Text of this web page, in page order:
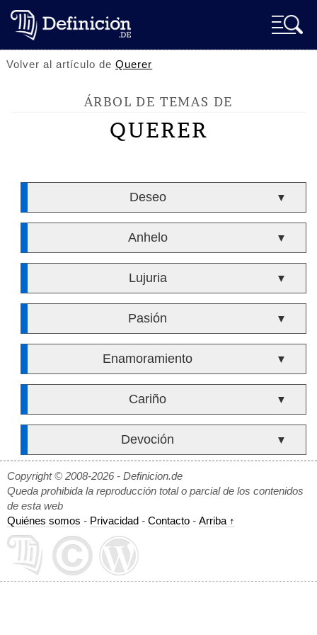
Volver al artículo deQuerer
ÁRBOL DE TEMAS DE
QUERER
Deseo ▼
Anhelo ▼
Lujuria ▼
Pasión ▼
Enamoramiento ▼
Cariño ▼
Devoción ▼
Copyright © 2008-2026 - Definicion.de
Queda prohibida la reproducción total o parcial de los contenidos
de esta web
Quiénes somos - Privacidad - Contacto - Arriba ↑